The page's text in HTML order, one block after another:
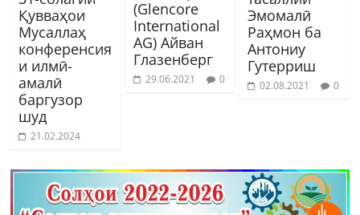
Қувваҳои
Мусаллаҳ
конференсия
и илмӣ-
амалӣ
баргузор
шуд
21.02.2024
(Glencore
International
AG) Айван
Глазенберг
29.06.2021 0
Эмомалӣ
Раҳмон ба
Антониу
Гутерриш
02.08.2021 0